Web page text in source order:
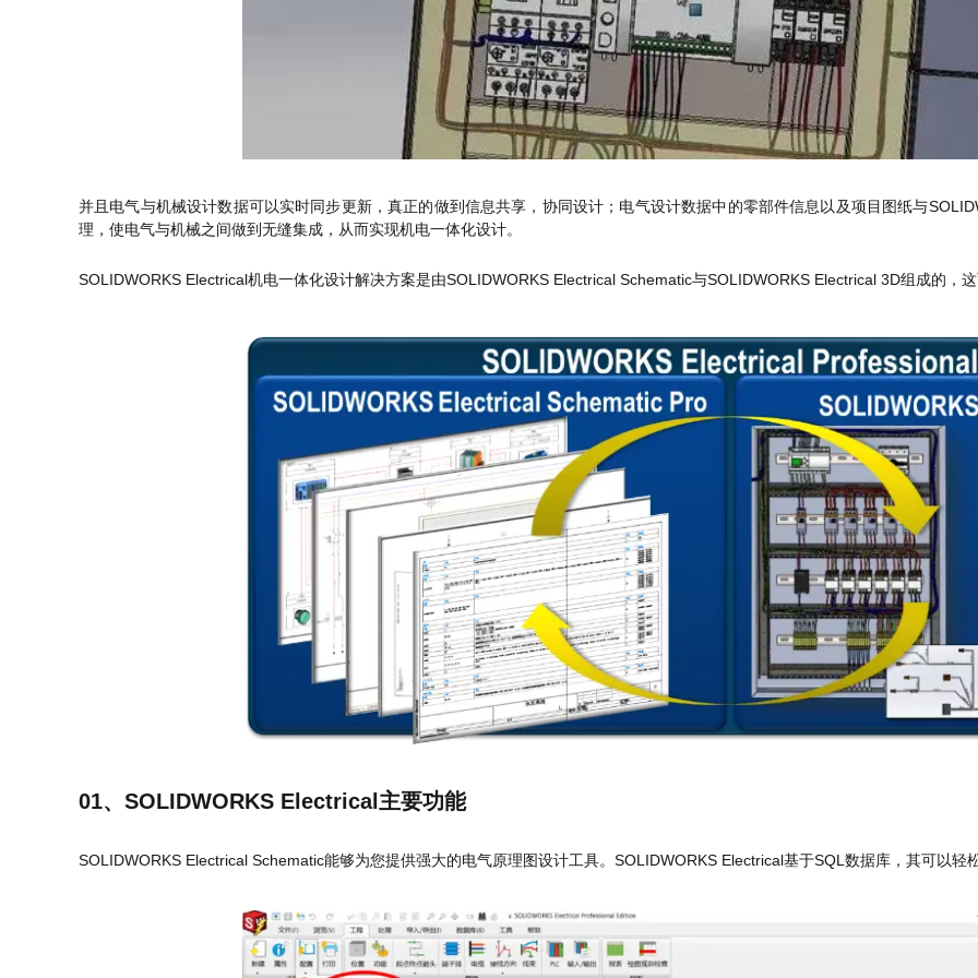
并且电气与机械设计数据可以实时同步更新，真正的做到信息共享，协同设计；电气设计数据中的零部件信息以及项目图纸与
理，使电气与机械之间做到无缝集成，从而实现机电一体化设计。
SOLIDWORKS Electrical机电一体化设计解决方案是由SOLIDWORKS Electrical Schematic与SOLIDWORKS Electrical 3D组成的，
01、SOLIDWORKS Electrical主要功能
SOLIDWORKS Electrical Schematic能够为您提供强大的电气原理图设计工具。SOLIDWORKS Electrical基于SQL数据库，其可以